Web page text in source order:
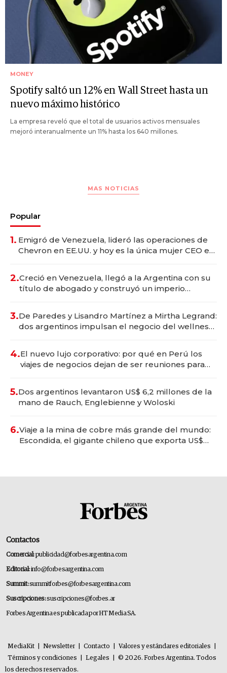
MONEY
Spotify saltó un 12% en Wall Street hasta un
nuevo máximo histórico
La empresa reveló que el total de usuarios activos mensuales
mejoró interanualmente un 11% hasta los 640 millones.
MAS NOTICIAS
Popular
1. Emigró de Venezuela, lideró las operaciones de
Chevron en EE.UU. y hoy es la única mujer CEO en
2.Creció en Venezuela, llegó a la Argentina con su
título de abogado y construyó un imperio
3.De Paredes y Lisandro Martínez a Mirtha Legrand:
dos argentinos impulsan el negocio del wellness
4.El nuevo lujo corporativo: por qué en Perú los
viajes de negocios dejan de ser reuniones para
5.Dos argentinos levantaron US$ 6,2 millones de la
mano de Rauch, Englebienne y Woloski
6.Viaje a la mina de cobre más grande del mundo:
Escondida, el gigante chileno que exporta US$
Contactos
Comercial:publicidad@forbesargentina.com
Editorial:info@forbesargentina.com
Summit:summitforbes@forbesargentina.com
Suscripciones:suscripciones@forbes.ar
Forbes Argentina es publicada por HT Media SA.
MediaKit Newsletter Contacto Valores y estándares editoriales
Términos y condiciones
Legales
© 2026. Forbes Argentina. Todos
los derechos reservados.